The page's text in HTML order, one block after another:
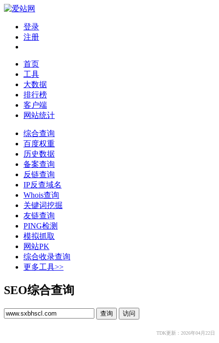
登录
注册
首页
工具
大数据
排行榜
客户端
网站统计
综合查询
百度权重
历史数据
备案查询
反链查询
IP反查域名
Whois查询
关键词挖掘
友链查询
PING检测
模拟抓取
网站PK
综合收录查询
更多工具>>
SEO综合查询
TDK更新：2026年04月22日